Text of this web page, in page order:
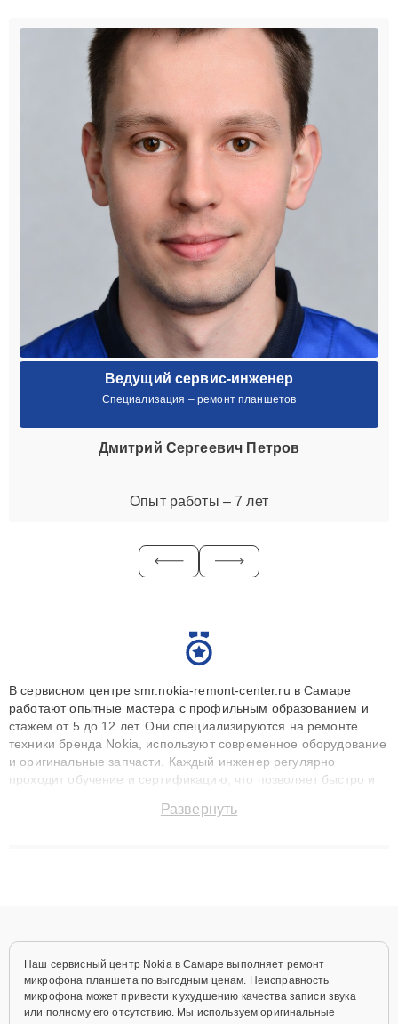
Ведущий сервис-инженер
Специализация – ремонт планшетов
Дмитрий Сергеевич Петров
Опыт работы – 7 лет
В сервисном центре smr.nokia-remont-center.ru в Самаре
работают опытные мастера с профильным образованием и
стажем от 5 до 12 лет. Они специализируются на ремонте
техники бренда Nokia, используют современное оборудование
и оригинальные запчасти. Каждый инженер регулярно
проходит обучение и сертификацию, что позволяет быстро и
сохранением гарантии до 3 лет. Наши мастера решают
Развернуть
Наш сервисный центр Nokia в Самаре выполняет ремонт
микрофона планшета по выгодным ценам. Неисправность
микрофона может привести к ухудшению качества записи звука
или полному его отсутствию. Мы используем оригинальные